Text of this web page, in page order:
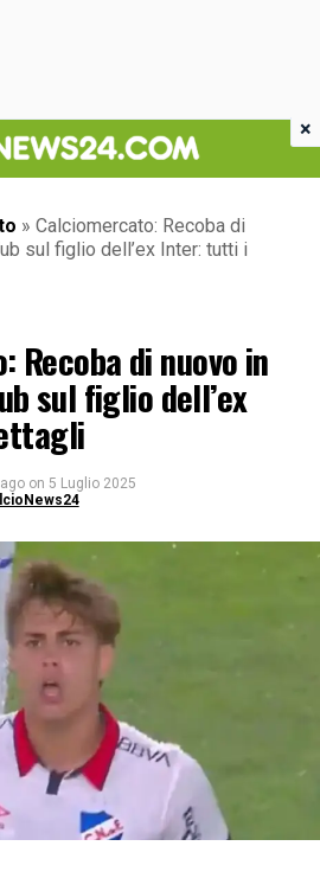
» Calciomercato: Recoba di
sul figlio dell’ex Inter: tutti i
Recoba di nuovo in
sul figlio dell’ex
on 5 Luglio 2025
×